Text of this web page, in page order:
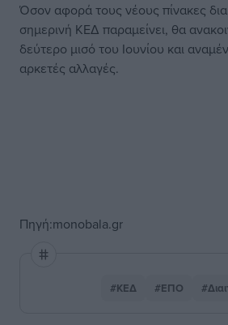
Όσον αφορά τους νέους πίνακες
σημερινή ΚΕΔ παραμείνει, θα
δεύτερο μισό του Ιουνίου και
αρκετές αλλαγές.
Πηγή:monobala.gr
#ΚΕΔ #ΕΠΟ